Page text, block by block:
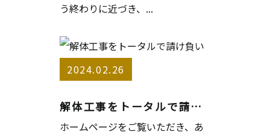
う終わりに近づき、...
2024.02.26
解体工事をトータルで請け負います
ホームページをご覧いただき、あ